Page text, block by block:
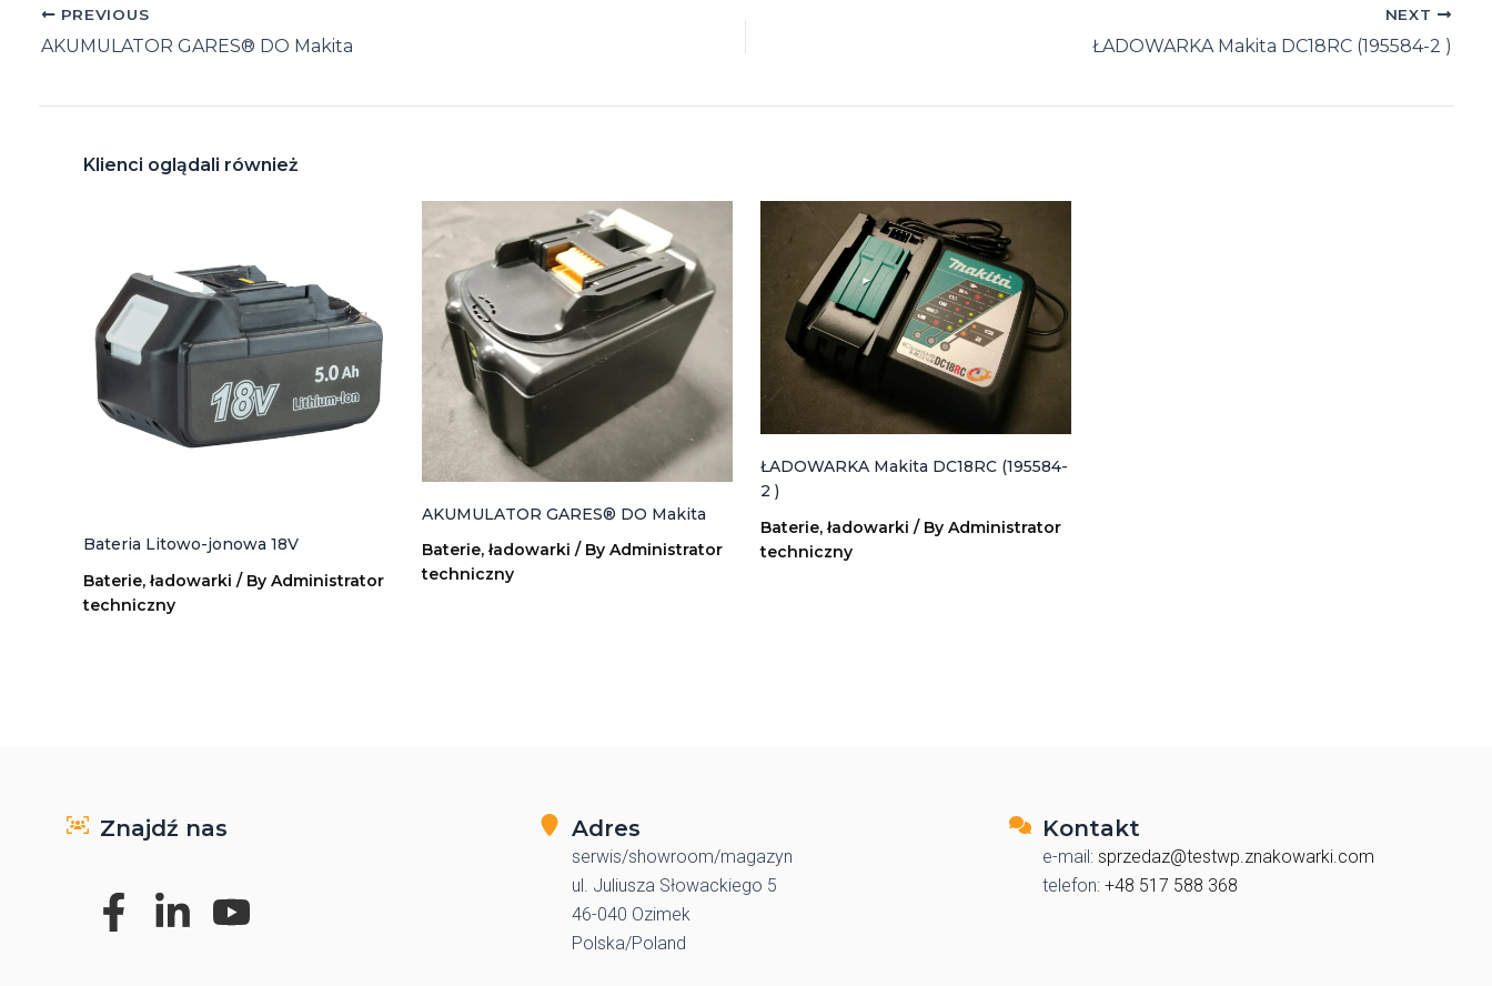
Post
navigation
PREVIOUS
AKUMULATOR GARES® DO Makita
NEXT
ŁADOWARKA Makita DC18RC (195584-2 )
Klienci oglądali również
Bateria Litowo-jonowa 18V
Baterie, ładowarki / By Administrator
techniczny
AKUMULATOR GARES® DO Makita
Baterie, ładowarki / By Administrator
techniczny
ŁADOWARKA Makita DC18RC (195584-
2 )
Baterie, ładowarki / By Administrator
techniczny
Znajdź nas Adres
serwis/showroom/magazyn
ul. Juliusza Słowackiego 5
46-040 Ozimek
Polska/Poland
Kontakt
e-mail:sprzedaz@testwp.znakowarki.com
telefon:+48 517 588 368